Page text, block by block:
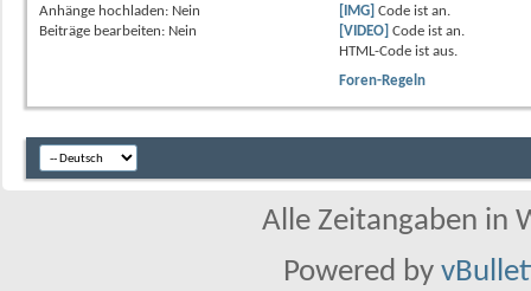
Anhänge hochladen: Nein
Beiträge bearbeiten: Nein
[IMG] Code ist an.
[VIDEO] Code ist an.
HTML-Code ist aus.
Foren-Regeln
Alle Zeitangaben in
Powered by